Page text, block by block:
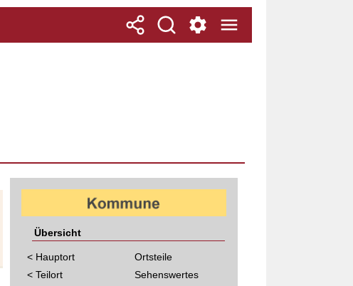
Übersicht
< Hauptort
< Teilort
Ortsteile
Sehenswertes